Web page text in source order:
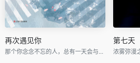
再次遇见你
那个你念念不忘的人，总有一天会与你再次相遇。
第七天